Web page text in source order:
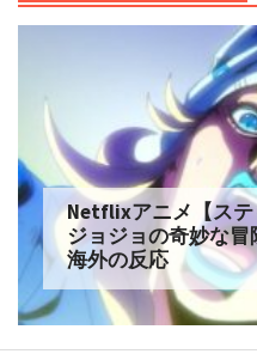
Netflixアニメ【ス
ジョジョの奇妙な冒
海外の反応